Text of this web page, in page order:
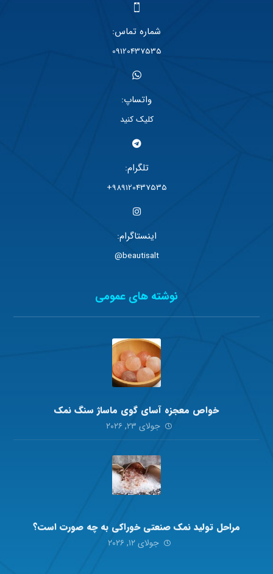
شماره تماس:
09120437535
واتساپ:
کلیک کنید
تلگرام:
989120437535+
اینستاگرام:
beautisalt@
نوشته های عمومی
خواص معجزه آسای گوی ماساژ سنگ نمک
جولای ۲۳, ۲۰۲۶
مراحل تولید نمک صنعتی خوراکی به چه صورت است؟
جولای ۱۲, ۲۰۲۶